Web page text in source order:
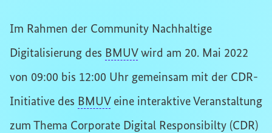
Im Rahmen der Community Nachhaltige
Digitalisierung des BMUVwird am 20. Mai 2022
von 09:00 bis 12:00 Uhr gemeinsam mit der CDR-
Initiative des BMUVeine interaktive Veranstaltung
zum Thema Corporate Digital Responsibilty (CDR)